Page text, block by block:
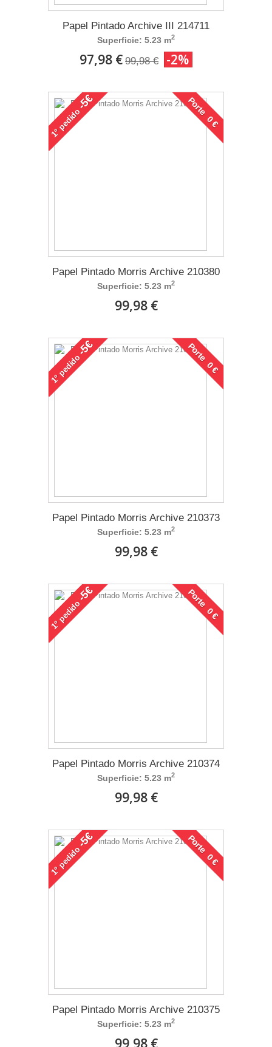
Papel Pintado Archive III 214711
Superficie: 5.23 m2
97,98 € 99,98 € -2%
1°
pedido
-5€ Porte 0 €
Papel Pintado Morris Archive 210380
Superficie: 5.23 m2
99,98 €
1°
pedido
-5€ Porte 0 €
Papel Pintado Morris Archive 210373
Superficie: 5.23 m2
99,98 €
1°
pedido
-5€ Porte 0 €
Papel Pintado Morris Archive 210374
Superficie: 5.23 m2
99,98 €
1°
pedido
-5€ Porte 0 €
Papel Pintado Morris Archive 210375
Superficie: 5.23 m2
99,98 €